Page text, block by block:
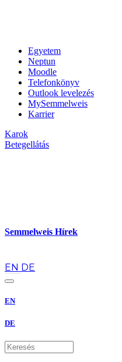
Egyetem
Neptun
Moodle
Telefonkönyv
Outlook levelezés
MySemmelweis
Karrier
Karok
Betegellátás
Semmelweis Hírek
EN DE
EN
DE